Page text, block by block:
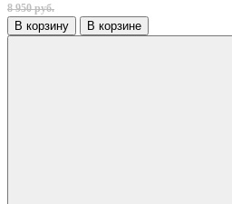
8 950 руб.
В корзину В корзине